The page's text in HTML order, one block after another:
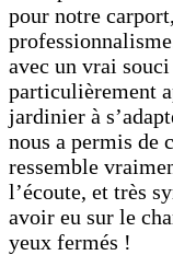
pour notre
avec un vrai
particulièrement
jardinier à
nous a permis de
ressemble
l’écoute, et très
avoir eu sur le
yeux fermés !